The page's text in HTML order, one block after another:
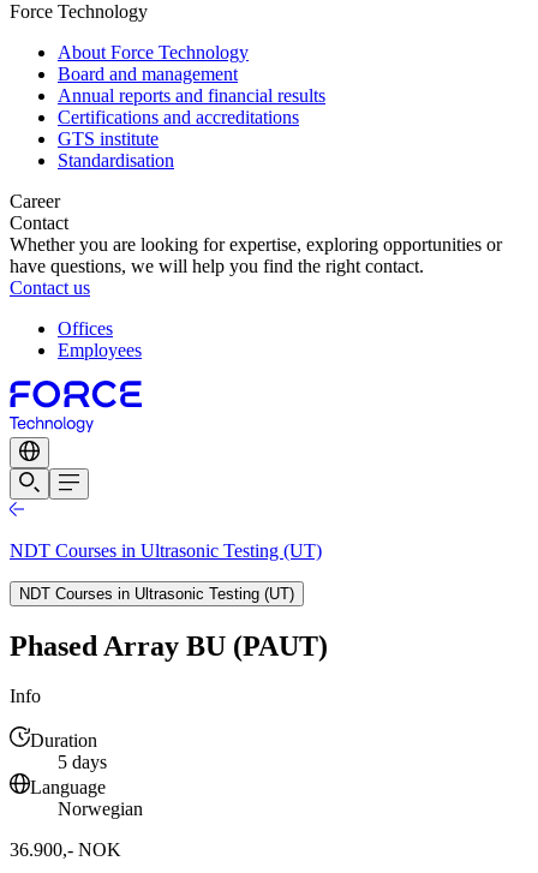
Force Technology
About Force Technology
Board and management
Annual reports and financial results
Certifications and accreditations
GTS institute
Standardisation
Career
Contact
Whether you are looking for expertise, exploring opportunities or
have questions, we will help you find the right contact.
Contact us
Offices
Employees
NDT Courses in Ultrasonic Testing (UT)
NDT Courses in Ultrasonic Testing (UT)
Phased Array BU (PAUT)
Info
Duration
5 days
Language
Norwegian
36.900,- NOK